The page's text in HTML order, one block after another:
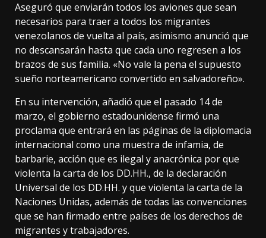
Aseguró que enviarán todos los aviones que sean
necesarios para traer a todos los migrantes
venezolanos de vuelta al país, asimismo anunció que
no descansarán hasta que cada uno regresen a los
brazos de sus familia. «No vale la pena el supuesto
sueño norteamericano convertido en salvadoreño».
En su intervención, añadió que el pasado 14 de
marzo, el gobierno estadounidense firmó una
proclama que entrará en las páginas de la diplomacia
internacional como una muestra de infamia, de
barbarie, acción que es ilegal y anacrónica por que
violenta la carta de los DD.HH., de la declaración
Universal de los DD.HH. y que violenta la carta de la
Naciones Unidas, además de todas las convenciones
que se han firmado entre países de los derechos de
migrantes y trabajadores.